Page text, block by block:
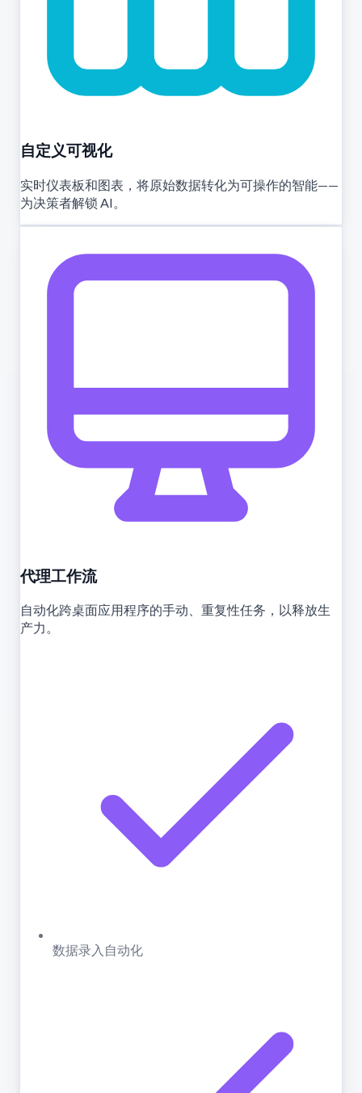
自定义可视化
实时仪表板和图表，将原始数据转化为可操作的智能——
为决策者解锁 AI。
代理工作流
自动化跨桌面应用程序的手动、重复性任务，以释放生
产力。
数据录入自动化